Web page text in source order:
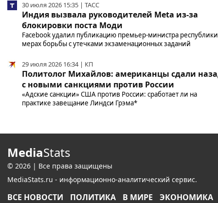
30 июля 2026 15:35 | ТАСС
Индия вызвала руководителей Meta из-за
блокировки поста Моди
Facebook удалил публикацию премьер-министра
мерах борьбы с утечками экзаменационных заданий
29 июля 2026 16:34 | КП
Политолог Михайлов: американцы сдали
с новыми санкциями против России
«Адские санкции» США против России: сработает ли на
практике завещание Линдси Грэма*
MediaStats
© 2026 | Все права защищены
MediaStats.ru - информационно-аналитический сервис.
ВСЕ НОВОСТИ ПОЛИТИКА В МИРЕ
ЭКОНОМИКА